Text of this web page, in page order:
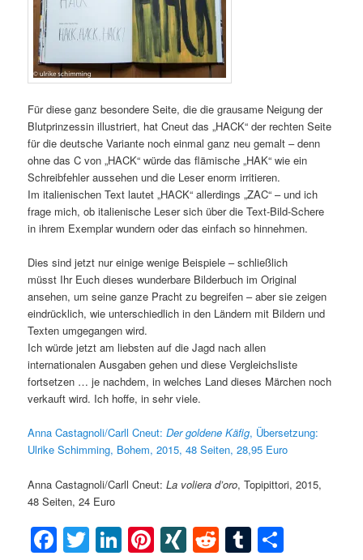
Für diese ganz besondere Seite, die die grausame Neigung der
Blutprinzessin illustriert, hat Cneut das „HACK“ der rechten Seite
für die deutsche Variante noch einmal ganz neu gemalt – denn
ohne das C von „HACK“ würde das flämische „HAK“ wie ein
Schreibfehler aussehen und die Leser enorm irritieren.
Im italienischen Text lautet „HACK“ allerdings „ZAC“ – und ich
frage mich, ob italienische Leser sich über die Text-Bild-Schere
in ihrem Exemplar wundern oder das einfach so hinnehmen.
Dies sind jetzt nur einige wenige Beispiele – schließlich
müsst Ihr Euch dieses wunderbare Bilderbuch im Original
ansehen, um seine ganze Pracht zu begreifen – aber sie zeigen
eindrücklich, wie unterschiedlich in den Ländern mit Bildern und
Texten umgegangen wird.
Ich würde jetzt am liebsten auf die Jagd nach allen
internationalen Ausgaben gehen und diese Vergleichsliste
fortsetzen … je nachdem, in welches Land dieses Märchen noch
verkauft wird. Ich hoffe, in sehr viele.
Anna Castagnoli/Carll Cneut:Der goldene Käfig, Übersetzung:
Ulrike Schimming, Bohem, 2015, 48 Seiten, 28,95 Euro
Anna Castagnoli/Carll Cneut:La voliera d’oro, Topipittori, 2015,
48 Seiten, 24 Euro
Facebook
Twitter
LinkedIn
Pinterest
XINGRedditTumblr